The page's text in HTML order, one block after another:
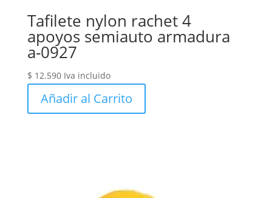
Tafilete nylon rachet 4
apoyos semiauto armadura
a-0927
$ 12.590 Iva incluido
Añadir al Carrito